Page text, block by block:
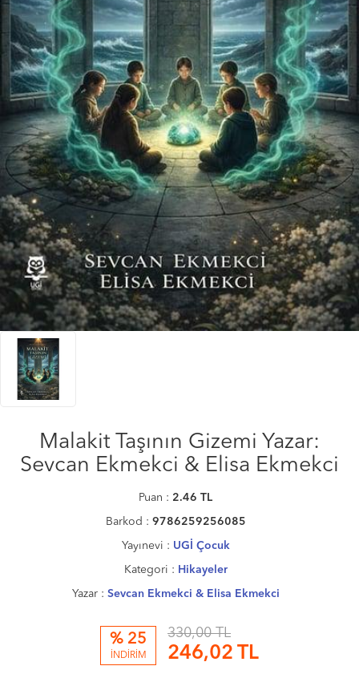
Malakit Taşının Gizemi Yazar:
Sevcan Ekmekci & Elisa Ekmekci
Puan : 2.46 TL
Barkod : 9786259256085
Yayınevi : UGİ Çocuk
Kategori : Hikayeler
Yazar : Sevcan Ekmekci & Elisa Ekmekci
% 25
İNDİRİM
330,00 TL
246,02 TL